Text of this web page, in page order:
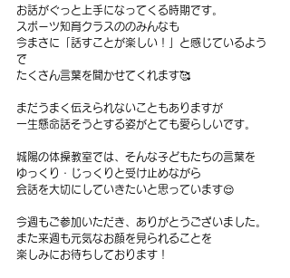
お話がぐっと上手になってくる時期です。
スポーツ知育クラスののみんなも
今まさに「話すことが楽しい！」と感じているよう
で
たくさん言葉を聞かせてくれます🥰
まだうまく伝えられないこともありますが
一生懸命話そうとする姿がとても愛らしいです。
城陽の体操教室では、そんな子どもたちの言葉を
ゆっくり・じっくりと受け止めながら
会話を大切にしていきたいと思っています😌
今週もご参加いただき、ありがとうございました。
また来週も元気なお顔を見られることを
楽しみにお待ちしております！